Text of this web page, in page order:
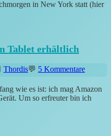
in New York statt (hier
Tablet erhältlich
Thordis 5 Kommentare
wie es ist: ich mag Amazon
Um so erfreuter bin ich